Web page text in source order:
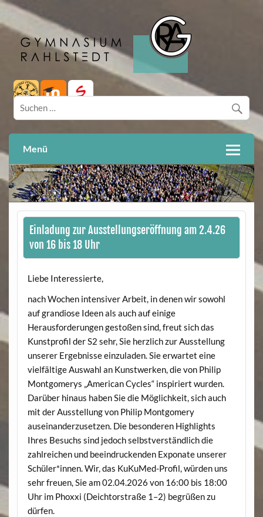
Skip
content
Gymnasium Rahlstedt
Hamburg
Menü
Einladung zur Ausstellungseröffnung am 2.4.26
von 16 bis 18 Uhr
Liebe Interessierte,
nach Wochen intensiver Arbeit, in denen wir sowohl
auf grandiose Ideen als auch auf einige
Herausforderungen gestoßen sind, freut sich das
Kunstprofil der S2 sehr, Sie herzlich zur Ausstellung
unserer Ergebnisse einzuladen. Sie erwartet eine
vielfältige Auswahl an Kunstwerken, die von Philip
Montgomerys „American Cycles“ inspiriert wurden.
Darüber hinaus haben Sie die Möglichkeit, sich auch
mit der Ausstellung von Philip Montgomery
auseinanderzusetzen. Die besonderen Highlights
Ihres Besuchs sind jedoch selbstverständlich die
zahlreichen und beeindruckenden Exponate unserer
Schüler*innen. Wir, das KuKuMed-Profil, würden uns
sehr freuen, Sie am 02.04.2026 von 16:00 bis 18:00
Uhr im Phoxxi (Deichtorstraße 1–2) begrüßen zu
dürfen.